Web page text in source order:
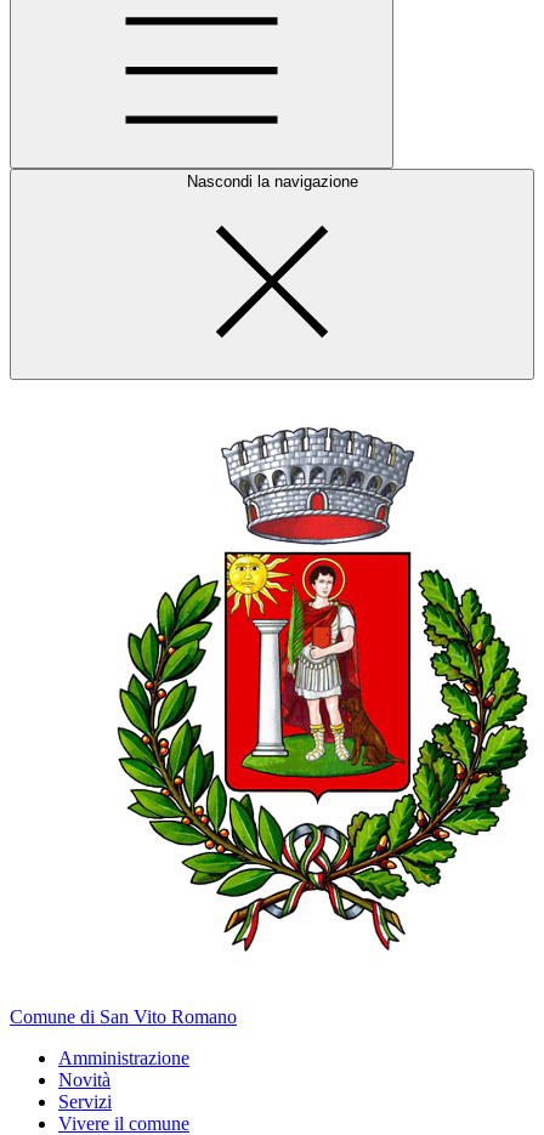
Nascondi la navigazione
Comune di San Vito Romano
Amministrazione
Novità
Servizi
Vivere il comune